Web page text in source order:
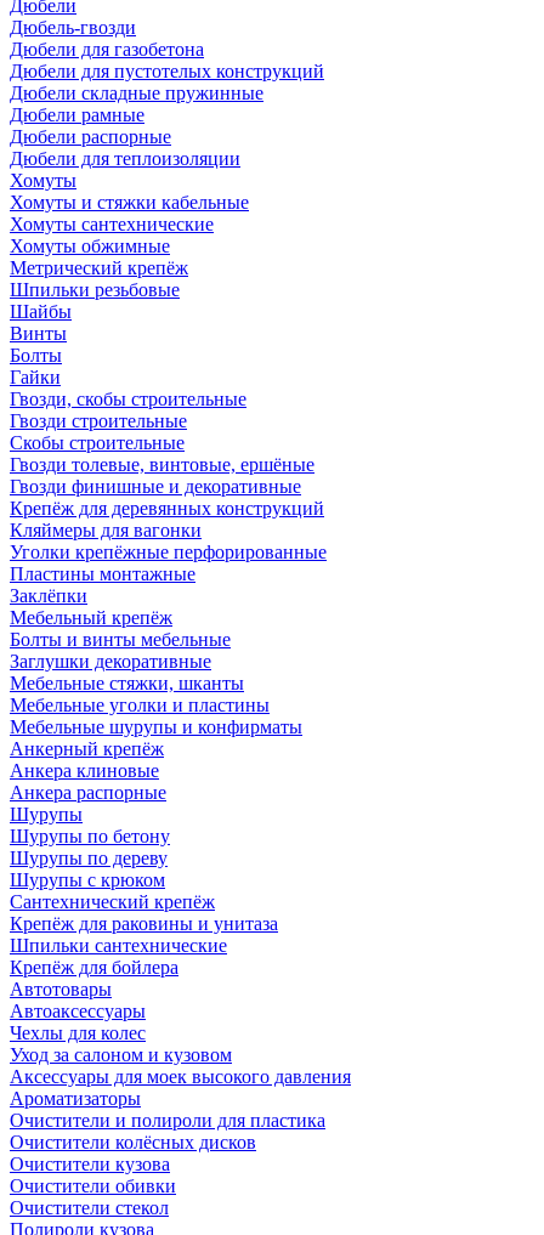
Дюбели
Дюбель-гвозди
Дюбели для газобетона
Дюбели для пустотелых конструкций
Дюбели складные пружинные
Дюбели рамные
Дюбели распорные
Дюбели для теплоизоляции
Хомуты
Хомуты и стяжки кабельные
Хомуты сантехнические
Хомуты обжимные
Метрический крепёж
Шпильки резьбовые
Шайбы
Винты
Болты
Гайки
Гвозди, скобы строительные
Гвозди строительные
Скобы строительные
Гвозди толевые, винтовые, ершёные
Гвозди финишные и декоративные
Крепёж для деревянных конструкций
Кляймеры для вагонки
Уголки крепёжные перфорированные
Пластины монтажные
Заклёпки
Мебельный крепёж
Болты и винты мебельные
Заглушки декоративные
Мебельные стяжки, шканты
Мебельные уголки и пластины
Мебельные шурупы и конфирматы
Анкерный крепёж
Анкера клиновые
Анкера распорные
Шурупы
Шурупы по бетону
Шурупы по дереву
Шурупы с крюком
Сантехнический крепёж
Крепёж для раковины и унитаза
Шпильки сантехнические
Крепёж для бойлера
Автотовары
Автоаксессуары
Чехлы для колес
Уход за салоном и кузовом
Аксессуары для моек высокого давления
Ароматизаторы
Очистители и полироли для пластика
Очистители колёсных дисков
Очистители кузова
Очистители обивки
Очистители стекол
Полироли кузова